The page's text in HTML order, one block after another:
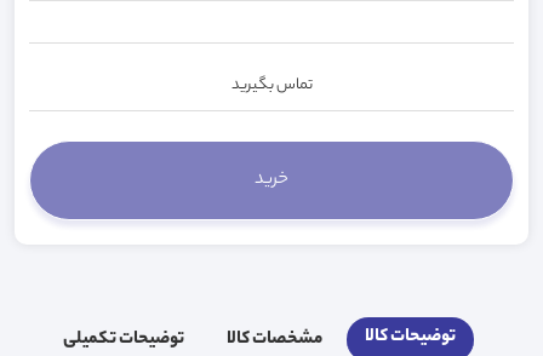
تماس بگیرید
توضیحات کالا مشخصات کالا توضیحات تکمیلی